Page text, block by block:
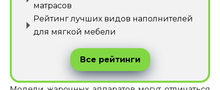
матрасов
Рейтинг лучших видов наполнителей
для мягкой мебели
Все рейтинги